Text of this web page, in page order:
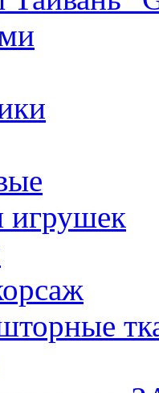
игрушек